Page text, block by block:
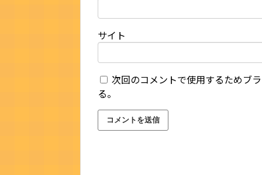
サイト
次回のコメントで使用するためブ
る。